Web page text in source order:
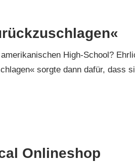
High-School?
sorgte dann dafür, dass
Onlineshop